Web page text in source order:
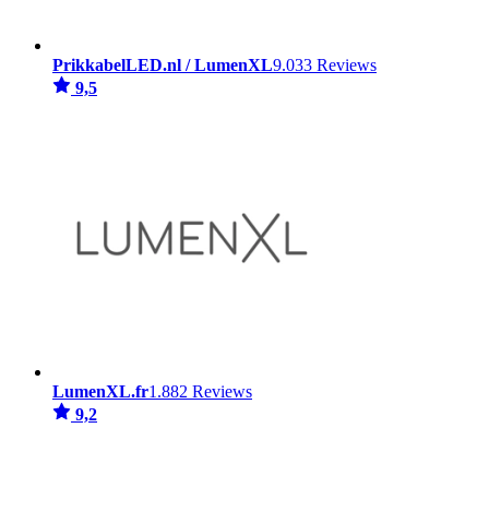
PrikkabelLED.nl / LumenXL9.033 Reviews
9,5
LumenXL.fr1.882 Reviews
9,2